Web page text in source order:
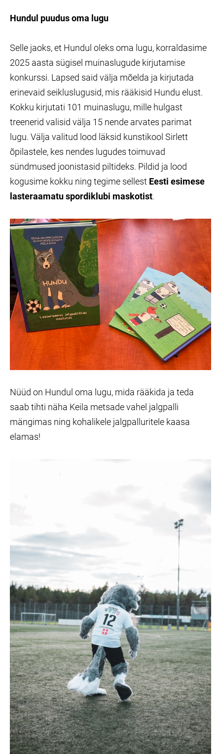
Hundul puudus oma lugu
Selle jaoks, et Hundul oleks oma lugu, korraldasime
2025 aasta sügisel muinaslugude kirjutamise
konkurssi. Lapsed said välja mõelda ja kirjutada
erinevaid seikluslugusid, mis rääkisid Hundu elust.
Kokku kirjutati 101 muinaslugu, mille hulgast
treenerid valisid välja 15 nende arvates parimat
lugu. Välja valitud lood läksid kunstikool Sirlett
õpilastele, kes nendes lugudes toimuvad
sündmused joonistasid piltideks. Pildid ja lood
kogusime kokku ning tegime sellest Eesti esimese
lasteraamatu spordiklubi maskotist.
Nüüd on Hundul oma lugu, mida rääkida ja teda
saab tihti näha Keila metsade vahel jalgpalli
mängimas ning kohalikele jalgpalluritele kaasa
elamas!